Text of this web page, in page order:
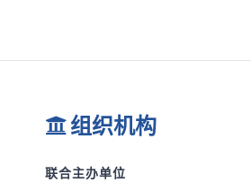
组织机构
联合主办单位